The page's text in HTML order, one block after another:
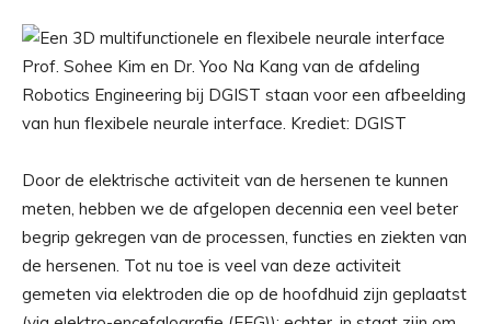
Prof. Sohee Kim en Dr. Yoo Na Kang van de afdeling
Robotics Engineering bij DGIST staan ​​voor een afbeelding
van hun flexibele neurale interface. Krediet: DGIST
Door de elektrische activiteit van de hersenen te kunnen
meten, hebben we de afgelopen decennia een veel beter
begrip gekregen van de processen, functies en ziekten van
de hersenen. Tot nu toe is veel van deze activiteit
gemeten via elektroden die op de hoofdhuid zijn geplaatst